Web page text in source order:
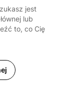
jest
lub
to, co Cię